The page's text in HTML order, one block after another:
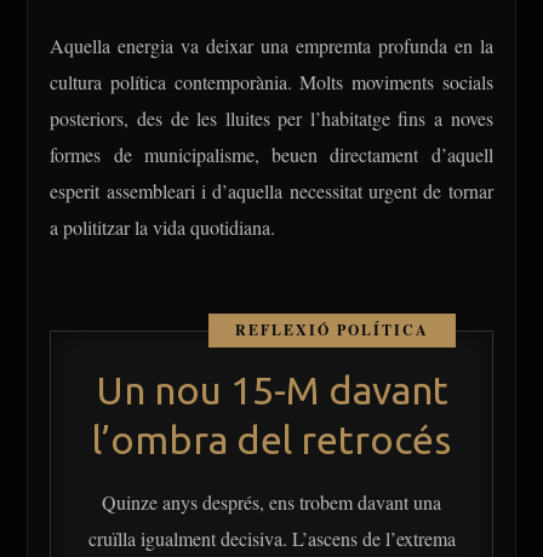
Aquella energia va deixar una empremta profunda en la
cultura política contemporània. Molts moviments socials
posteriors, des de les lluites per l’habitatge fins a noves
formes de municipalisme, beuen directament d’aquell
esperit assembleari i d’aquella necessitat urgent de tornar
a polititzar la vida quotidiana.
Un nou 15-M davant
l’ombra del retrocés
Quinze anys després, ens trobem davant una
cruïlla igualment decisiva. L’ascens de l’extrema